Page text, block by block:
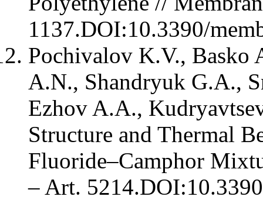
1137.DOI:10.3390/
Pochivalov K.V., Basko
A.N., Shandryuk G.A.,
Ezhov A.A.,
Structure and Thermal
Fluoride–Camphor
– Art.